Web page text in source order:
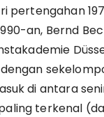
pertengahan
an, Bernd
di antara
terkenal